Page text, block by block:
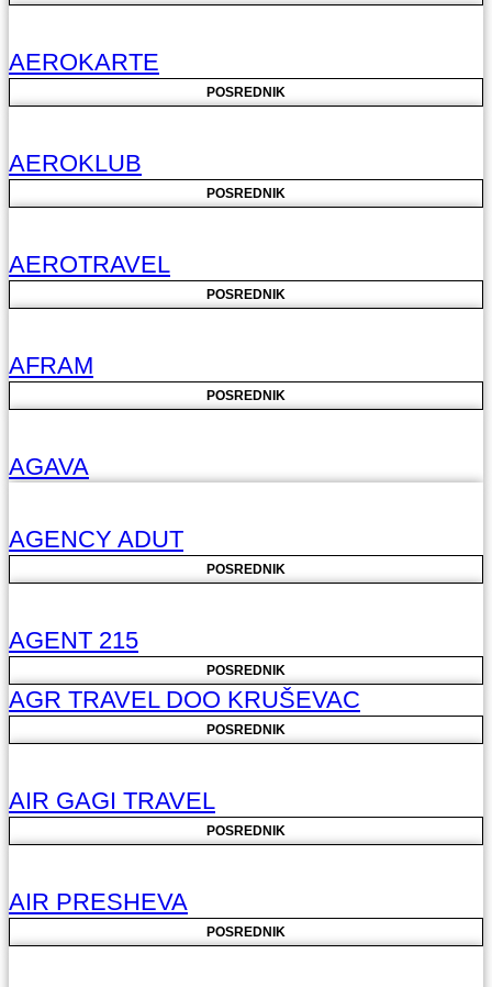
AEROKARTE
POSREDNIK
AEROKLUB
POSREDNIK
AEROTRAVEL
POSREDNIK
AFRAM
POSREDNIK
AGAVA
AGENCY ADUT
POSREDNIK
AGENT 215
POSREDNIK
AGR TRAVEL DOO KRUŠEVAC
POSREDNIK
AIR GAGI TRAVEL
POSREDNIK
AIR PRESHEVA
POSREDNIK